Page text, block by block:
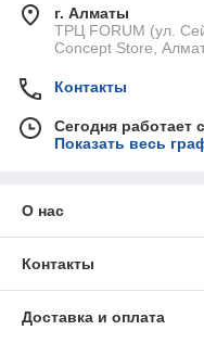
г. Алматы
ТРЦ FORUM (ул.
Concept Store,
Контакты
Сегодня работает
Показать весь
О нас
Контакты
Доставка и оплата